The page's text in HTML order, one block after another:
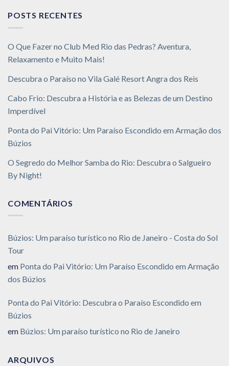
POSTS RECENTES
O Que Fazer no Club Med Rio das Pedras? Aventura,
Relaxamento e Muito Mais!
Descubra o Paraíso no Vila Galé Resort Angra dos Reis
Cabo Frio: Descubra a História e as Belezas de um Destino
Imperdível
Ponta do Pai Vitório: Um Paraíso Escondido em Armação dos
Búzios
O Segredo do Melhor Samba do Rio: Descubra o Salgueiro
By Night!
COMENTÁRIOS
Búzios: Um paraíso turístico no Rio de Janeiro - Costa do Sol
Tour
em Ponta do Pai Vitório: Um Paraíso Escondido em Armação
dos Búzios
Ponta do Pai Vitório: Descubra o Paraíso Escondido em
Búzios
em Búzios: Um paraíso turístico no Rio de Janeiro
ARQUIVOS